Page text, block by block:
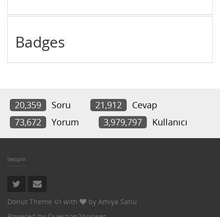
Badges
20,359 Soru 21,912
Cevap
73,672
Yorum 3,979,797 Kullanıcı
İletişim
Donut Theme with by Amiya Sahu